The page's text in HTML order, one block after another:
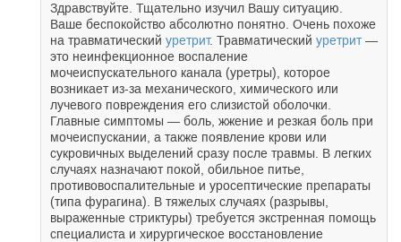
Здравствуйте. Тщательно изучил Вашу ситуацию.
Ваше беспокойство абсолютно понятно. Очень похоже
на травматический уретрит. Травматический уретрит—
это неинфекционное воспаление
мочеиспускательного канала (уретры), которое
возникает из-за механического, химического или
лучевого повреждения его слизистой оболочки.
Главные симптомы — боль, жжение и резкая боль при
мочеиспускании, а также появление крови или
сукровичных выделений сразу после травмы. В легких
случаях назначают покой, обильное питье,
противовоспалительные и уросептические препараты
(типа фурагина). В тяжелых случаях (разрывы,
выраженные стриктуры) требуется экстренная помощь
специалиста и хирургическое восстановление